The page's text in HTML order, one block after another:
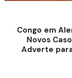
Congo em
Novos
Adverte